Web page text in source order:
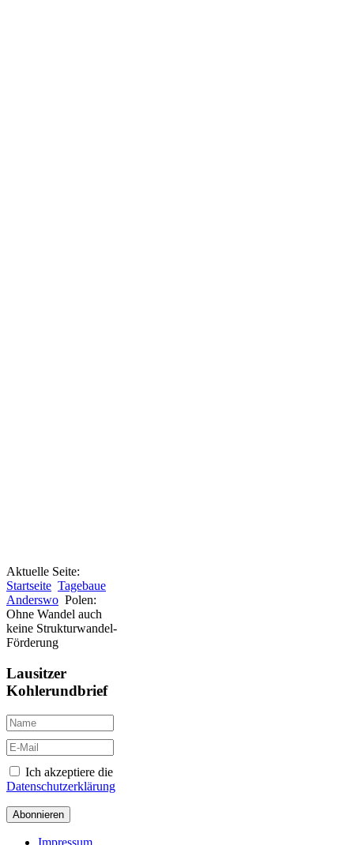
Aktuelle Seite:
Startseite Tagebaue
Anderswo Polen:
Ohne Wandel auch
keine Strukturwandel-
Förderung
Lausitzer
Kohlerundbrief
Ich akzeptiere die
Datenschutzerklärung
Abonnieren
Impressum